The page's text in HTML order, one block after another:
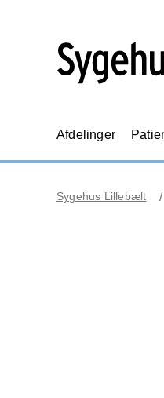
Afdelinger
Sygehus Lillebælt